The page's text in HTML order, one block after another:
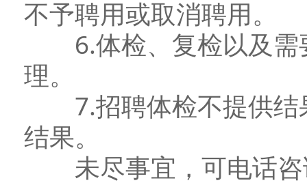
不予聘用或取消聘用。
6.体检、复检以及需
理。
7.招聘体检不提供结
结果。
未尽事宜，可电话咨